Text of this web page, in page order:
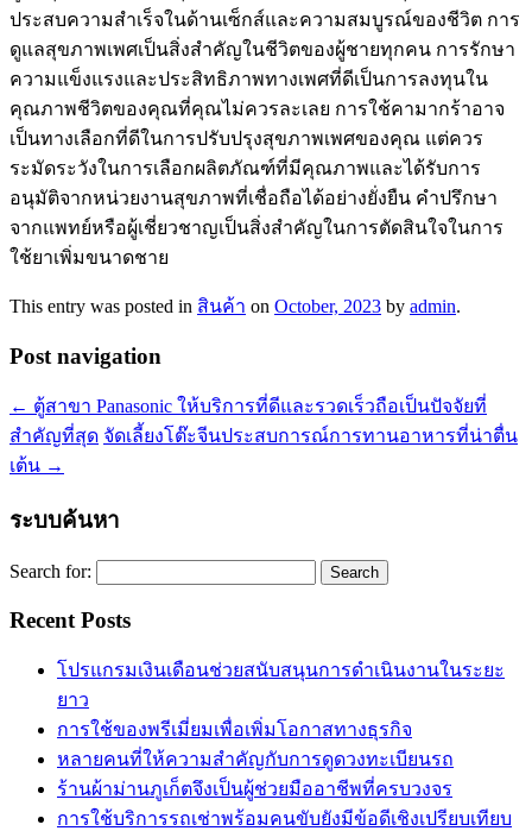
ประสบความสำเร็จในด้านเซ็กส์และความสมบูรณ์ของชีวิต การ
ดูแลสุขภาพเพศเป็นสิ่งสำคัญในชีวิตของผู้ชายทุกคน การรักษา
ความแข็งแรงและประสิทธิภาพทางเพศที่ดีเป็นการลงทุนใน
คุณภาพชีวิตของคุณที่คุณไม่ควรละเลย การใช้คามากร้าอาจ
เป็นทางเลือกที่ดีในการปรับปรุงสุขภาพเพศของคุณ แต่ควร
ระมัดระวังในการเลือกผลิตภัณฑ์ที่มีคุณภาพและได้รับการ
อนุมัติจากหน่วยงานสุขภาพที่เชื่อถือได้อย่างยั่งยืน คำปรึกษา
จากแพทย์หรือผู้เชี่ยวชาญเป็นสิ่งสำคัญในการตัดสินใจในการ
ใช้ยาเพิ่มขนาดชาย
This entry was posted in สินค้า on October, 2023 by admin.
Post navigation
← ตู้สาขา Panasonic ให้บริการที่ดีและรวดเร็วถือเป็นปัจจัยที่
สำคัญที่สุด จัดเลี้ยงโต๊ะจีนประสบการณ์การทานอาหารที่น่าตื่น
เต้น →
ระบบค้นหา
Search for:
Recent Posts
โปรแกรมเงินเดือนช่วยสนับสนุนการดำเนินงานในระยะ
ยาว
การใช้ของพรีเมี่ยมเพื่อเพิ่มโอกาสทางธุรกิจ
หลายคนที่ให้ความสำคัญกับการดูดวงทะเบียนรถ
ร้านผ้าม่านภูเก็ตจึงเป็นผู้ช่วยมืออาชีพที่ครบวงจร
การใช้บริการรถเช่าพร้อมคนขับยังมีข้อดีเชิงเปรียบเทียบ